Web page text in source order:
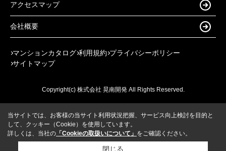
アクセスマップ
会社概要
マンションカタログ 利用規約 プライバシーポリシー
サイトマップ
Copyright(c) 株式会社 晃南開発 All Rights Reserved.
当サイトでは、お客様の当サイト利用状況把握、サービス向上検討を目的と
して、クッキー（Cookie）を使用しています。
詳しくは、当社の 「Cookieの取扱いについて」 をご確認ください。
閉じる